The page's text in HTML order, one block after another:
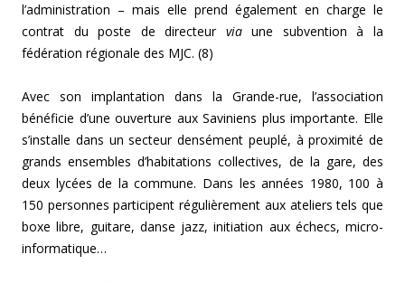
l’administration – mais elle prend également en charge le
contrat du poste de directeur viaune subvention à la
fédération régionale des MJC. (8)
Avec son implantation dans la Grande-rue, l’association
bénéficie d’une ouverture aux Saviniens plus importante. Elle
s’installe dans un secteur densément peuplé, à proximité de
grands ensembles d’habitations collectives, de la gare, des
deux lycées de la commune. Dans les années 1980, 100 à
150 personnes participent régulièrement aux ateliers tels que
boxe libre, guitare, danse jazz, initiation aux échecs, micro-
informatique…